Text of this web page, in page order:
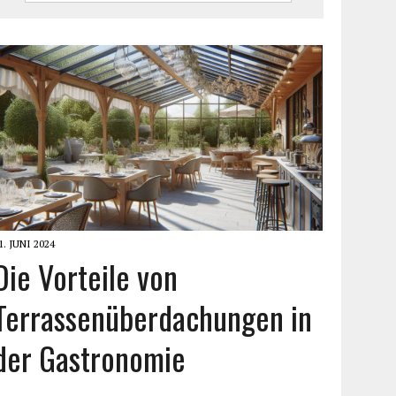
JUNI 2024
Vorteile von
in
Gastronomie